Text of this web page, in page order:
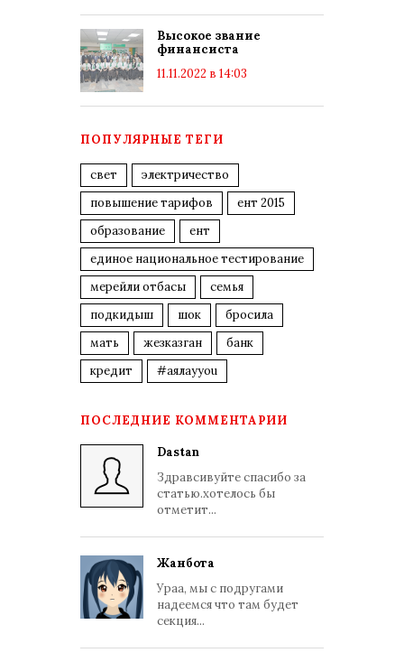
Высокое звание
финансиста
11.11.2022 в 14:03
ПОПУЛЯРНЫЕ ТЕГИ
свет
электричество
повышение тарифов
ент 2015
образование
ент
единое национальное тестирование
мерейли отбасы
семья
подкидыш
шок
бросила
мать
жезказган
банк
кредит
#аялауyou
ПОСЛЕДНИЕ КОММЕНТАРИИ
Dastan
Здравсивуйте спасибо за
статью.хотелось бы
отметит...
Жанбота
Ураа, мы с подругами
надеемся что там будет
секция...